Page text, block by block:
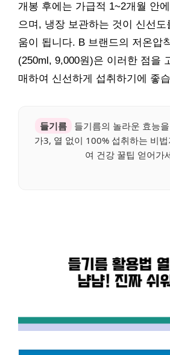
개봉 후에는 가급적 1~2개월 안
으며, 냉장 보관하는 것이 신선도
움이 됩니다. B 브랜드의 저온압
(250ml, 9,000원)은 이러한 점을
매하여 신선하게 섭취하기에 좋
들기름
들기름의 놀라운 효능
가3, 열 없이 100% 섭취하는 비
여 건강 꿀팁 얻어가